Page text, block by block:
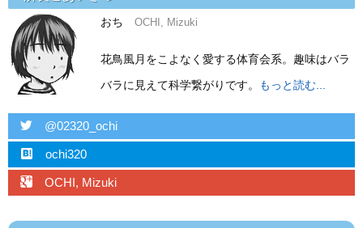
おち OCHI, Mizuki
花鳥風月をこよなく愛する体育会系。趣味はバラ
バラに見えて科学繋がりです。
もっと読む...
twitter @02320_ochi
hatebu ochi320
googleplus OCHI, Mizuki